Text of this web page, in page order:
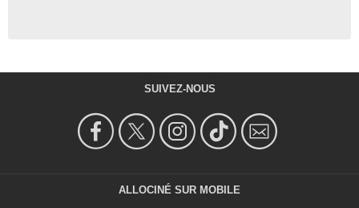
SUIVEZ-NOUS
ALLOCINÉ SUR MOBILE